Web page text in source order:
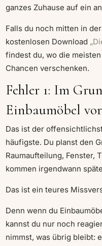
ganzes Zuhause auf ein
Falls du noch mitten in
kostenlosen Download
findest du, wo die
Chancen verschenken.
Fehler 1: Im
Einbaumöbel
Das ist der
häufigste. Du planst den
Raumaufteilung, Fenster,
kommen irgendwann
Das ist ein teures
Denn wenn du
kannst du nur noch
nimmst, was übrig bleibt: